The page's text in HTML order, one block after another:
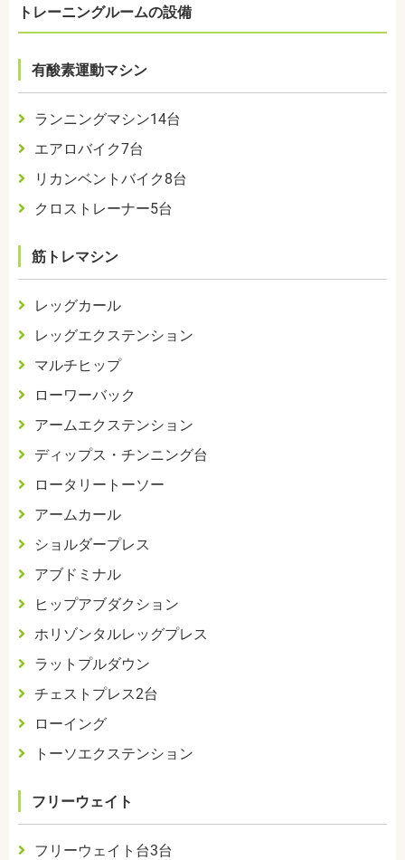
トレーニングルームの設備
有酸素運動マシン
ランニングマシン14台
エアロバイク7台
リカンベントバイク 8台
クロストレーナー5台
筋トレマシン
レッグカール
レッグエクステンション
マルチヒップ
ローワーバック
アームエクステンション
ディップス・チンニング台
ロータリートーソー
アームカール
ショルダープレス
アブドミナル
ヒップアブダクション
ホリゾンタルレッグプレス
ラットプルダウン
チェストプレス2台
ローイング
トーソエクステンション
フリーウェイト
フリーウェイト台3台